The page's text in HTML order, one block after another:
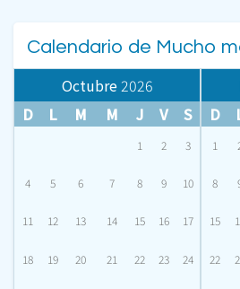
Calendario de Mucho
Octubre2026
D
L M M J V S
1 2 3
4 5 6 7 8 9 10
11 12 13 14 15 16 17
18 19 20 21 22 23 24
D
1
8
15
22